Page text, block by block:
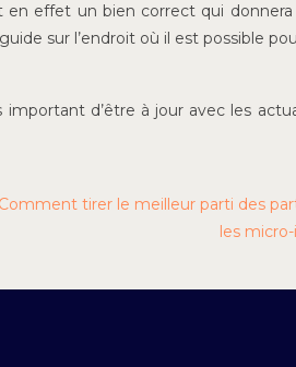
effet un bien correct qui donnera
sur l’endroit où il est possible
d’être à jour avec les
Comment tirer le meilleur parti des
les